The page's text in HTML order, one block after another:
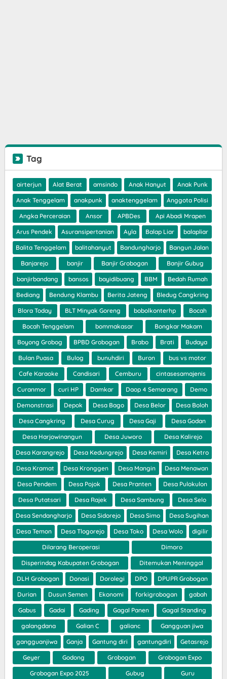
Tag
airterjun Alat Berat amsindo Anak Hanyut Anak Punk
Anak Tenggelam anakpunk anaktenggelam Anggota Polisi
Angka Perceraian Ansor APBDes Api Abadi Mrapen
Arus Pendek Asuransipertanian Ayla Balap Liar balapliar
Balita Tenggelam balitahanyut Bandungharjo Bangun Jalan
Banjarejo banjir Banjir Grobogan Banjir Gubug
banjirbandang bansos bayidibuang BBM Bedah Rumah
Bediang Bendung Klambu Berita Jateng Bledug Cangkring
Blora Today BLT Minyak Goreng bobolkonterhp Bocah
Bocah Tenggelam bommakasar Bongkar Makam
Boyong Grobog BPBD Grobogan Brabo Brati Budaya
Bulan Puasa Bulog bunuhdiri Buron bus vs motor
Cafe Karaoke Candisari Cemburu cintasesamajenis
Curanmor curi HP Damkar Daop 4 Semarang Demo
Demonstrasi Depok Desa Bago Desa Belor Desa Boloh
Desa Cangkring Desa Curug Desa Gaji Desa Godan
Desa Harjowinangun Desa Juworo Desa Kalirejo
Desa Karangrejo Desa Kedungrejo Desa Kemiri Desa Ketro
Desa Kramat Desa Kronggen Desa Mangin Desa Menawan
Desa Pendem Desa Pojok Desa Pranten Desa Pulokulon
Desa Putatsari Desa Rajek Desa Sambung Desa Selo
Desa Sendangharjo Desa Sidorejo Desa Simo Desa Sugihan
Desa Temon Desa Tlogorejo Desa Toko Desa Wolo digilir
Dilarang Beroperasi Dimoro
Disperindag Kabupaten Grobogan Ditemukan Meninggal
DLH Grobogan Donasi Dorolegi DPO DPUPR Grobogan
Durian Dusun Semen Ekonomi forkigrobogan gabah
Gabus Gadai Gading Gagal Panen Gagal Standing
galangdana Galian C galianc Gangguan jiwa
gangguanjiwa Ganja Gantung diri gantungdiri Getasrejo
Geyer Godong Grobogan Grobogan Expo
Grobogan Expo 2025 Gubug Guru